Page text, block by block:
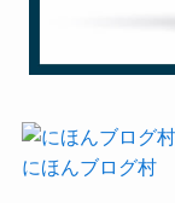
にほんブログ村